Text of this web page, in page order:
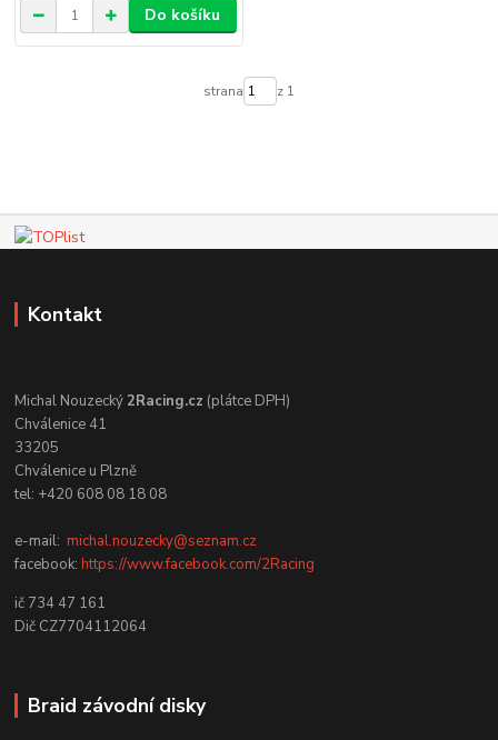
Do košíku
strana z 1
Kontakt
Michal Nouzecký2Racing.cz (plátce DPH)
Chválenice 41
33205
Chválenice u Plzně
tel: +420 608 08 18 08
e-mail:michal.nouzecky@seznam.cz
facebook:https://www.facebook.com/2Racing
ič 734 47 161
Dič CZ7704112064
Braid závodní disky